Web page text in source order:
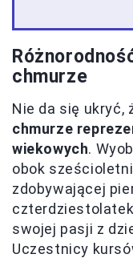
chmurze
Nie da się ukryć,
chmurze
wiekowych.
obok
zdobywającej
swojej pasji z
Uczestnicy